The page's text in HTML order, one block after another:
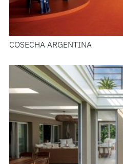
COSECHA ARGENTINA